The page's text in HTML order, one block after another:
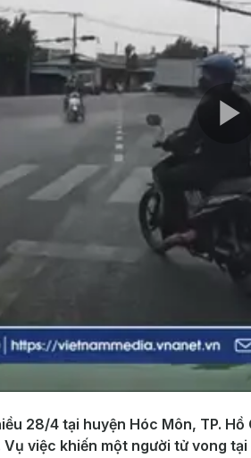
28/4 tại huyện Hóc Môn, TP.
Vụ việc khiến một người tử vong